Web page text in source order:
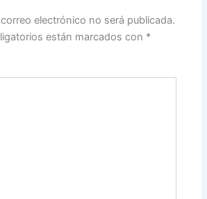
electrónico no será publicada.
están marcados con *